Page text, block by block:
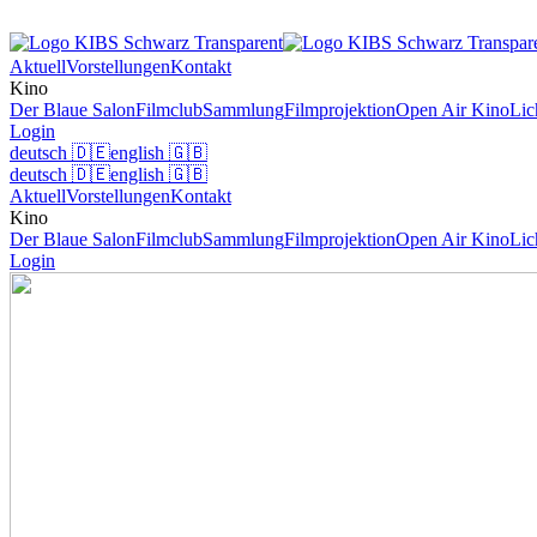
AktuellVorstellungenKontakt
Kino
Der Blaue SalonFilmclubSammlungFilmprojektionOpen Air Kino
Login
deutsch 🇩🇪english 🇬🇧
deutsch 🇩🇪english 🇬🇧
AktuellVorstellungenKontakt
Kino
Der Blaue SalonFilmclubSammlungFilmprojektionOpen Air Kino
Login